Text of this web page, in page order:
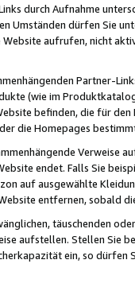
durch Aufnahme
Umständen dürfen Sie
aufrufen, nicht
Partner-
(wie im
befinden, die für
die Homepages
endet. Falls Sie
auf ausgewählte
entfernen, sobald
täuschenden
aufstellen. Stellen Sie
ein, so dürfen